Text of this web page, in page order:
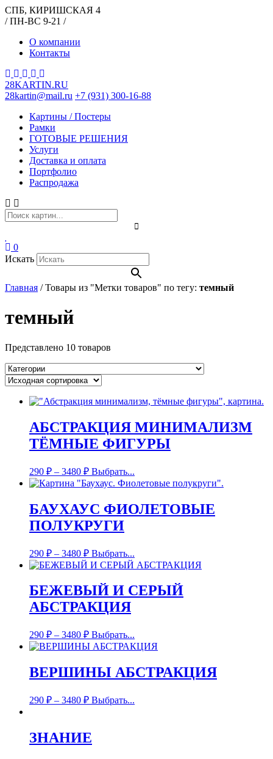
СПБ, КИРИШСКАЯ 4
/ ПН-ВС 9-21 /
О компании
Контакты
28KARTIN.RU
28kartin@mail.ru +7 (931) 300-16-88
Картины / Постеры
Рамки
ГОТОВЫЕ РЕШЕНИЯ
Услуги
Доставка и оплата
Портфолио
Распродажа
0
Искать
Главная /Товары из "Метки товаров" по тегу: темный
темный
Представлено 10 товаров
АБСТРАКЦИЯ МИНИМАЛИЗМ
ТЁМНЫЕ ФИГУРЫ
290 ₽ – 3480 ₽ Выбрать...
БАУХАУС ФИОЛЕТОВЫЕ
ПОЛУКРУГИ
290 ₽ – 3480 ₽ Выбрать...
БЕЖЕВЫЙ И СЕРЫЙ
АБСТРАКЦИЯ
290 ₽ – 3480 ₽ Выбрать...
ВЕРШИНЫ АБСТРАКЦИЯ
290 ₽ – 3480 ₽ Выбрать...
ЗНАНИЕ